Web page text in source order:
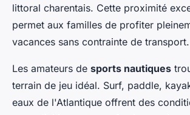
littoral charentais. Cette proximité
permet aux familles de profiter
vacances sans contrainte de transport.
Les amateurs de sports nautiques
terrain de jeu idéal. Surf, paddle,
eaux de l'Atlantique offrent des